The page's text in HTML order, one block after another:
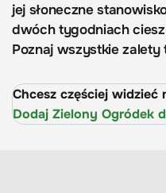
jej słoneczne
dwóch tygodniach
Poznaj wszystkie zalety
Chcesz częściej widzieć
Dodaj Zielony Ogródek